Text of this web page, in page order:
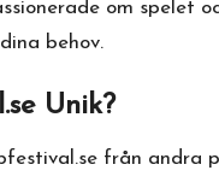
om
behov.
Unik?
från